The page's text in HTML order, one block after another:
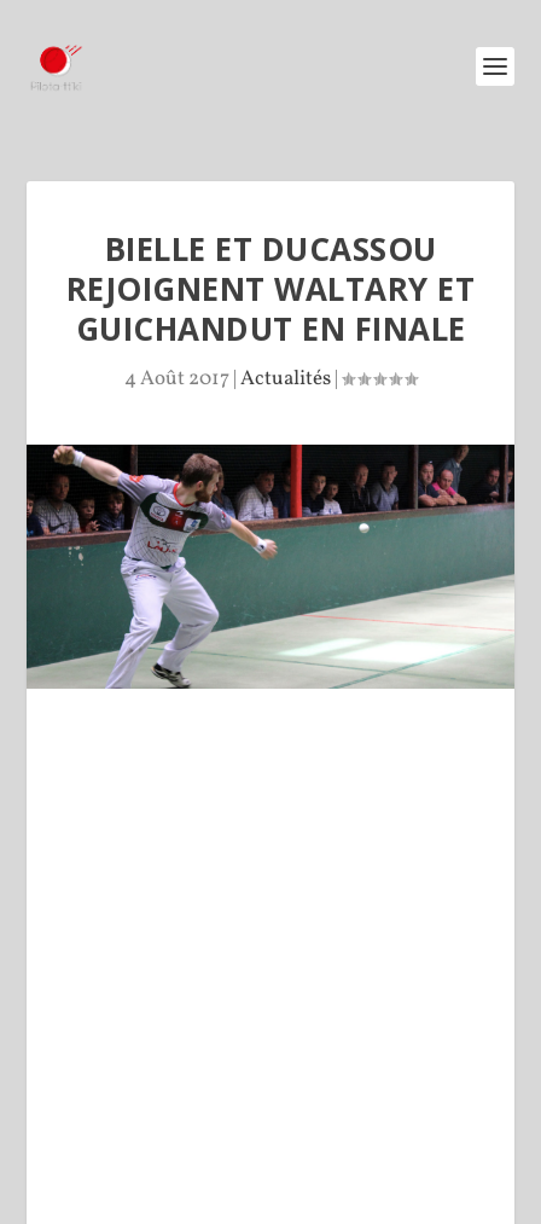
BIELLE ET DUCASSOU
REJOIGNENT WALTARY ET
GUICHANDUT EN FINALE
4 Août 2017|Actualités|